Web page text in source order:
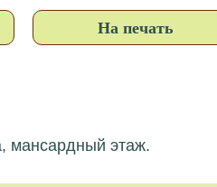
На печать
мансардный этаж.